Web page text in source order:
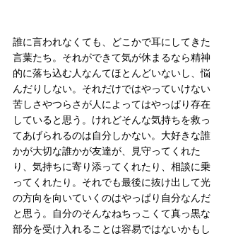
誰に言われなくても、どこかで耳にしてきた
言葉たち。それができて気が休まるなら精神
的に落ち込む人なんてほとんどいないし、悩
んだりしない。それだけではやっていけない
苦しさやつらさが人によってはやっぱり存在
していると思う。けれどそんな気持ちを救っ
てあげられるのは自分しかない。大好きな誰
かが大切な誰かが友達が、見守ってくれた
り、気持ちに寄り添ってくれたり、相談に乗
ってくれたり。それでも最後に抜け出して光
の方向を向いていくのはやっぱり自分なんだ
と思う。自分のそんなねちっこくて真っ黒な
部分を受け入れることは容易ではないかもし